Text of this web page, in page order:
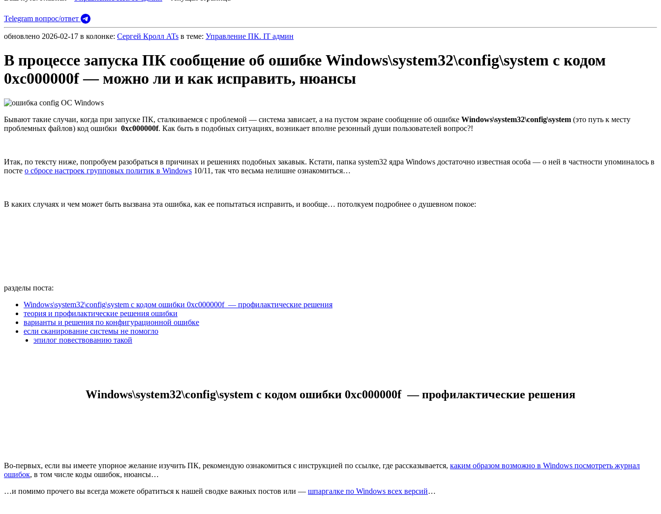
Telegram вопрос/ответ
обновлено 2026-02-17 в колонке: Сергей Кролл ATs в теме: Управление ПК. IT админ
В процессе запуска ПК сообщение об ошибке Windows\system32\config\system с кодом
0xc000000f — можно ли и как исправить, нюансы
Бывают такие случаи, когда при запуске ПК, сталкиваемся с проблемой — система зависает, а на пустом экране сообщение об ошибке Windows\system32\config\system (это путь к месту
проблемных файлов) код ошибки 0xc000000f. Как быть в подобных ситуациях, возникает вполне резонный души пользователей вопрос?!
Итак, по тексту ниже, попробуем разобраться в причинах и решениях подобных закавык. Кстати, папка system32 ядра Windows достаточно известная особа — о ней в частности упоминалось в
посте о сбросе настроек групповых политик в Windows 10/11, так что весьма нелишне ознакомиться…
В каких случаях и чем может быть вызвана эта ошибка, как ее попытаться исправить, и вообще… потолкуем подробнее о душевном покое:
разделы поста:
Windows\system32\config\system с кодом ошибки 0xc000000f — профилактические решения
теория и профилактические решения ошибки
варианты и решения по конфигурационной ошибке
если сканирование системы не помогло
эпилог повествованию такой
Windows\system32\config\system с кодом ошибки 0xc000000f — профилактические решения
Во-первых, если вы имеете упорное желание изучить ПК, рекомендую ознакомиться с инструкцией по ссылке, где рассказывается, каким образом возможно в Windows посмотреть журнал
ошибок, в том числе коды ошибок, нюансы…
…и помимо прочего вы всегда можете обратиться к нашей сводке важных постов или — шпаргалке по Windows всех версий…